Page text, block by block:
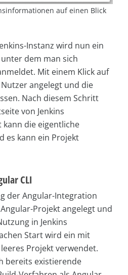
auf einen Blick
Instanz wird nun ein
dem man sich
Mit einem Klick auf
angelegt und die
Nach diesem Schritt
von Jenkins
die eigentliche
es kann ein Projekt
CLI
der Angular-Integration
Projekt angelegt und
in Jenkins
Start wird ein mit
Projekt verwendet.
bereits existierende